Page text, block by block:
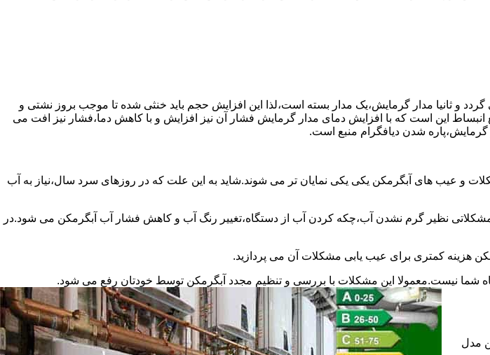
و ثانیا مدار گرمایش،یک مدار بسته است،لذا این افزایش حجم باید خنثی شده تا موجب بروز نشتی و
این است که با افزایش دمای مدار گرمایش فشار آن نیز افزایش و با کاهش دما،فشار نیز افت می
گرمایش،پاره شدن دیافگرام منبع است.
و عیب های آبگرمکن یکی یکی نمایان تر می شوند.شاید به این علت که در روزهای سرد سال،نیاز به آب
نظیر گرم نشدن آب،چکه کردن آب از دستگاه،تغییر رنگ آب و کاهش فشار آب آبگرمکن می شود.در
هزینه کمتری برای عیب یابی مشکلات آن می پردازید.
شما نیست.معمولا این مشکلات با بررسی و تنظیم مجدد آبگرمکن توسط خودتان رفع می شود.
مدل